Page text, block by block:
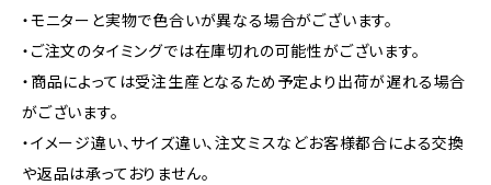
・モニターと実物で色合いが異なる場合がございます。
・ご注文のタイミングでは在庫切れの可能性がございます。
・商品によっては受注生産となるため予定より出荷が遅れる場合
がございます。
・イメージ違い、サイズ違い、注文ミスなどお客様都合による交換
や返品は承っておりません。